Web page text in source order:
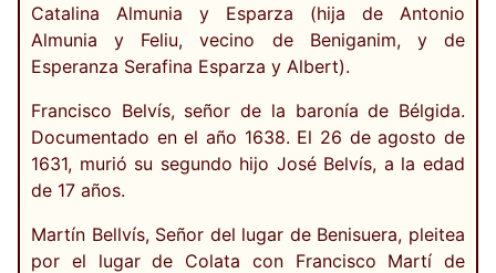
Catalina Almunia y Esparza (hija de Antonio
Almunia y Feliu, vecino de Beniganim, y de
Esperanza Serafina Esparza y Albert).
Francisco Belvís, señor de la baronía de Bélgida.
Documentado en el año 1638. El 26 de agosto de
1631, murió su segundo hijo José Belvís, a la edad
de 17 años.
Martín Bellvís, Señor del lugar de Benisuera, pleitea
por el lugar de Colata con Francisco Martí de